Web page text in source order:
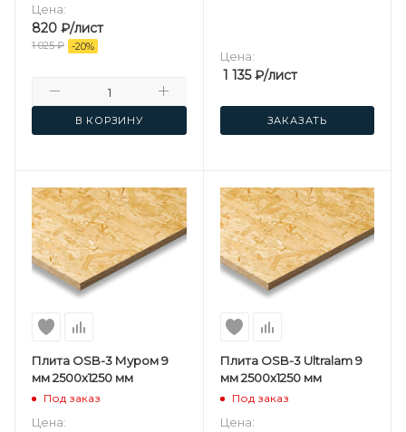
Цена:
820 ₽/лист
1 025₽ -20%
В КОРЗИНУ
Цена:
1 135₽/лист
ЗАКАЗАТЬ
Плита OSB-3 Муром 9
мм 2500х1250 мм
Под заказ
Цена:
Плита OSB-3 Ultralam 9
мм 2500х1250 мм
Под заказ
Цена: